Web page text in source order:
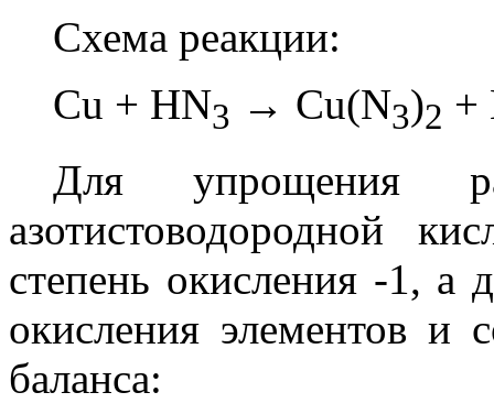
Схема реакции:
Cu + HN3 → Cu(N3)2 +
Для упрощения
азотистоводородной
степень окисления -1, а
окисления элементов и
баланса: